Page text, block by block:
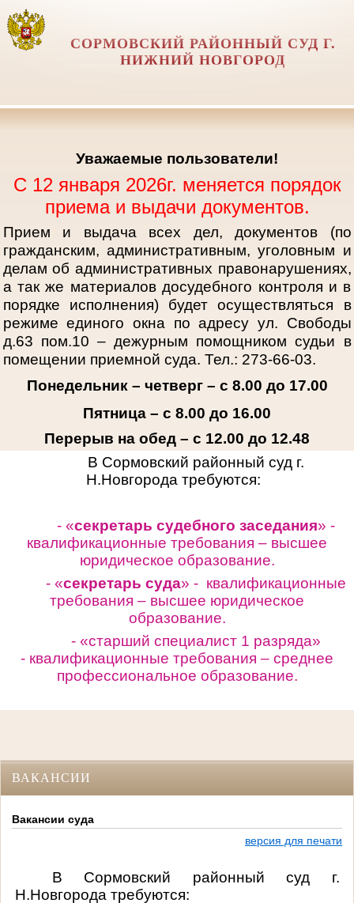
СОРМОВСКИЙ РАЙОННЫЙ СУД Г.
НИЖНИЙ НОВГОРОД
Уважаемые пользователи!
С 12 января 2026г. меняется порядок
приема и выдачи документов.
Прием и выдача всех дел, документов (по
гражданским, административным, уголовным и
делам об административных правонарушениях,
а так же материалов досудебного контроля и в
порядке исполнения) будет осуществляться в
режиме единого окна по адресу ул. Свободы
д.63 пом.10 – дежурным помощником судьи в
помещении приемной суда. Тел.: 273-66-03.
Понедельник – четверг – с 8.00 до 17.00
Пятница – с 8.00 до 16.00
Перерыв на обед – с 12.00 до 12.48
В Сормовский районный суд г.
Н.Новгорода требуются:
- «секретарь судебного заседания» -
квалификационные требования – высшее
юридическое образование.
- «секретарь суда» - квалификационные
требования – высшее юридическое
образование.
- «старший специалист 1 разряда»
- квалификационные требования – среднее
профессиональное образование.
ВАКАНСИИ
Вакансии суда
версия для печати
В Сормовский районный суд г.
Н.Новгорода требуются: